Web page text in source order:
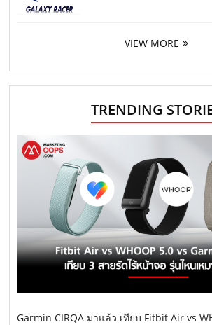
VIEW MORE
TRENDING
Garmin CIRQA มาแล้ว เทียบ Fitbit Air vs